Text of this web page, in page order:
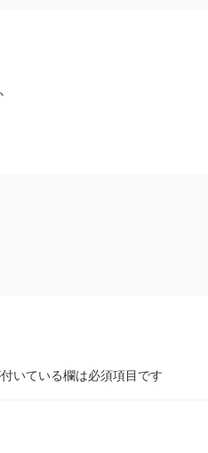
いている欄は必須項目です